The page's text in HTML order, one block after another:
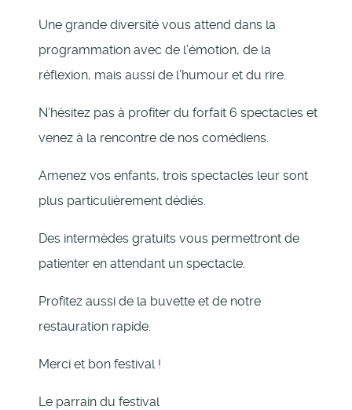
Une grande diversité vous attend dans la
programmation avec de l’émotion, de la
réflexion, mais aussi de l’humour et du rire.
N’hésitez pas à profiter du forfait 6 spectacles et
venez à la rencontre de nos comédiens.
Amenez vos enfants, trois spectacles leur sont
plus particulièrement dédiés.
Des intermèdes gratuits vous permettront de
patienter en attendant un spectacle.
Profitez aussi de la buvette et de notre
restauration rapide.
Merci et bon festival !
Le parrain du festival